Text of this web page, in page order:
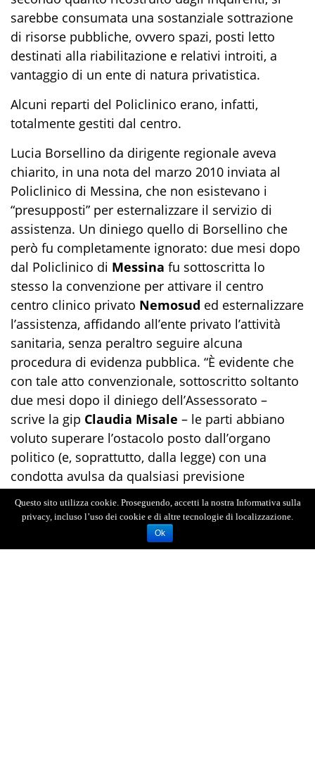
sarebbe consumata una sostanziale sottrazione
di risorse pubbliche, ovvero spazi, posti letto
destinati alla riabilitazione e relativi introiti, a
vantaggio di un ente di natura privatistica.
Alcuni reparti del Policlinico erano, infatti,
totalmente gestiti dal centro.
Lucia Borsellino da dirigente regionale aveva
chiarito, in una nota del marzo 2010 inviata al
Policlinico di Messina, che non esistevano i
“presupposti” per esternalizzare il servizio di
assistenza. Un diniego quello di Borsellino che
però fu completamente ignorato: due mesi dopo
dal Policlinico di Messina fu sottoscritta lo
stesso la convenzione per attivare il centro
centro clinico privato Nemosud ed esternalizzare
l’assistenza, affidando all’ente privato l’attività
sanitaria, senza peraltro seguire alcuna
procedura di evidenza pubblica. “È evidente che
con tale atto convenzionale, sottoscritto soltanto
due mesi dopo il diniego dell’Assessorato –
scrive la gip Claudia Misale – le parti abbiano
voluto superare l’ostacolo posto dall’organo
politico (e, soprattutto, dalla legge) con una
condotta avulsa da qualsiasi previsione
normativa e dunque illegittima”.
Questo sito utilizza cookie. Proseguendo, accetti la nostra Informativa sulla
privacy, incluso l’uso dei cookie e di altre tecnologie di localizzazione.
Ok